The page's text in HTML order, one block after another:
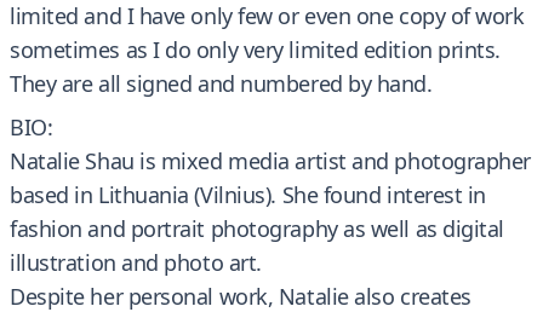
limited and I have only few or even one copy of work
sometimes as I do only very limited edition prints.
They are all signed and numbered by hand.
BIO:
Natalie Shau is mixed media artist and photographer
based in Lithuania (Vilnius). She found interest in
fashion and portrait photography as well as digital
illustration and photo art.
Despite her personal work, Natalie also creates